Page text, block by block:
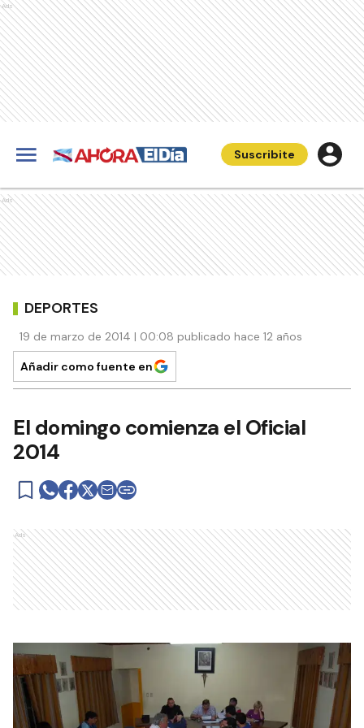
Ads
Suscribite
Ads
DEPORTES
19 de marzo de 2014 | 00:08 publicado hace 12 años
Añadir como fuente en
El domingo comienza el Oficial
2014
Ads